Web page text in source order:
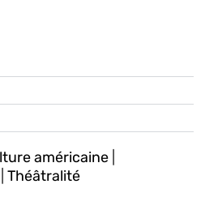
américaine|
Théâtralité